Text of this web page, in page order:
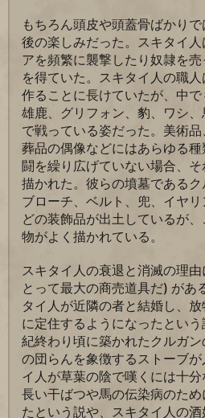
もちろん頭皮や頭蓋骨ばかり
後の楽しみだった。スキタイ
アを頻繁に襲撃したり奴隷を
を得ていた。スキタイ人の職
作ることに長けていたが、中で
雄鹿、グリフォン、豹、ワシ
で戦っている姿だった。美術
葬品の偶像などにはあらゆる
闘を繰り広げていない場合、
描かれた。彼らの墳墓である
ブローチ、ベルト、兜、イヤ
どの装飾品が出土しているが
物がよく描かれている。
スキタイ人の衰退と消滅の理
とって最大の商売道具だ) があ
タイ人が近隣の者と結婚し、
に定住するようになったとい
紀終わり頃に築かれたクルガ
の団らんを象徴するストーブ
イ人が草葉の陰で嘆くには十分
長い干ばつや馬の伝染病のた
たという説や、スキタイ人の